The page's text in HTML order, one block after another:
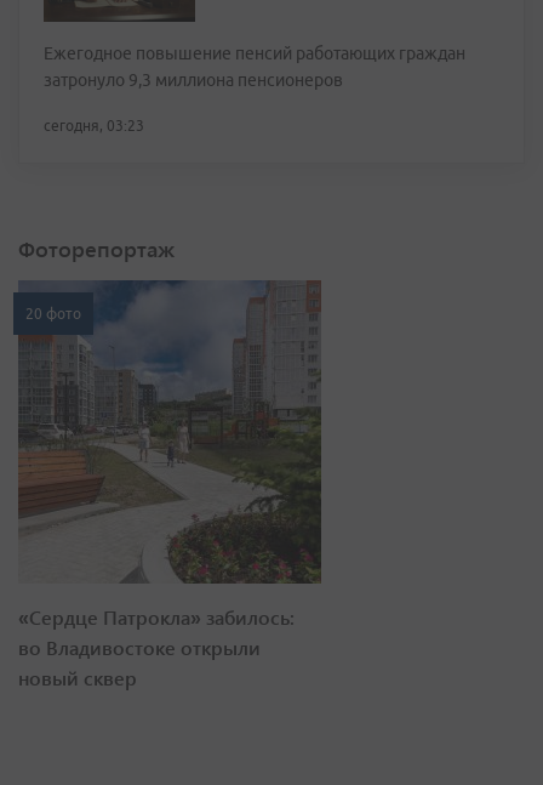
Ежегодное повышение пенсий работающих граждан
затронуло 9,3 миллиона пенсионеров
сегодня, 03:23
Фоторепортаж
20 фото
«Сердце Патрокла» забилось:
во Владивостоке открыли
новый сквер